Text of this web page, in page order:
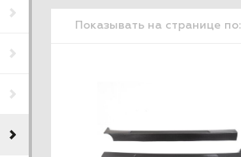
Показывать на странице по: